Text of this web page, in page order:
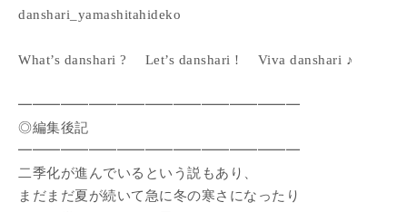
danshari_yamashitahideko
What’s danshari ? Let’s danshari ! Viva danshari ♪
━━━━━━━━━━━━━━━━━━━━
◎編集後記
━━━━━━━━━━━━━━━━━━━━
二季化が進んでいるという説もあり、
まだまだ夏が続いて急に冬の寒さになったり